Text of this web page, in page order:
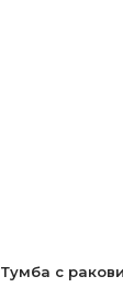
Тумба с